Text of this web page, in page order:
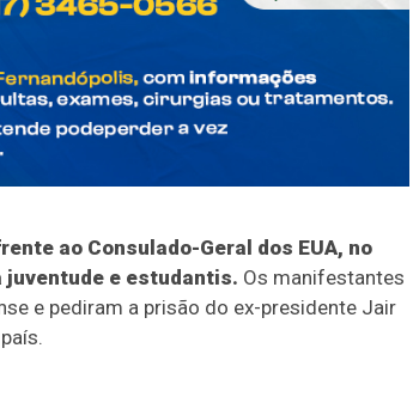
ao Consulado-Geral dos EUA, no
juventude e estudantis. Os manifestantes
e pediram a prisão do ex-presidente Jair